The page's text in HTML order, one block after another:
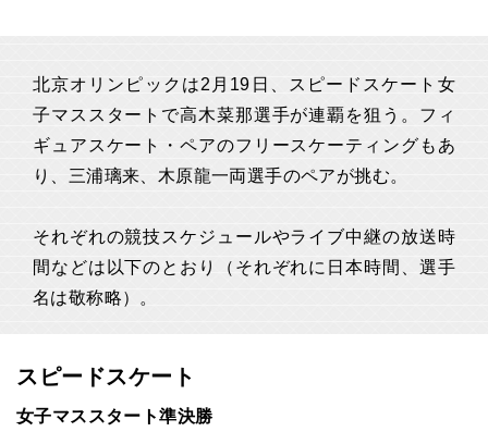
北京オリンピックは2月19日、スピードスケート女
子マススタートで高木菜那選手が連覇を狙う。フィ
ギュアスケート・ペアのフリースケーティングもあ
り、三浦璃来、木原龍一両選手のペアが挑む。
それぞれの競技スケジュールやライブ中継の放送時
間などは以下のとおり（それぞれに日本時間、選手
名は敬称略）。
スピードスケート
女子マススタート準決勝